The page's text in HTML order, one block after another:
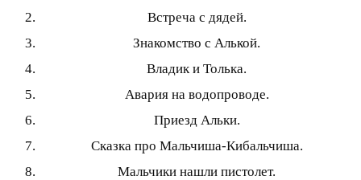
Встреча с дядей.
Знакомство с Алькой.
Владик и Толька.
Авария на водопроводе.
Приезд Альки.
Сказка про Мальчиша-Кибальчиша.
Мальчики нашли пистолет.